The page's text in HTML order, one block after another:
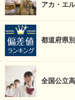
アカ・エ
都道府県
全国公立